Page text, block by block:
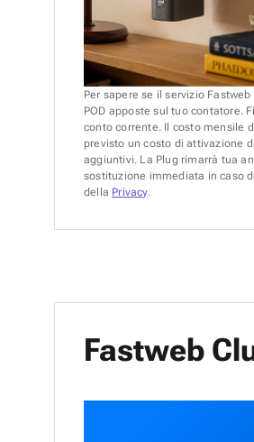
Per sapere se il servizio
POD apposte sul tuo contatore.
conto corrente. Il costo mensile
previsto un costo di attivazione
aggiuntivi. La Plug rimarrà tua
sostituzione immediata in caso
della Privacy.
Fastweb